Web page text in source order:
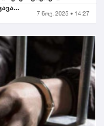
7 ნოე. 2025 • 14:27